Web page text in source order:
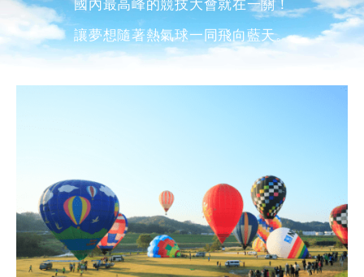
國內最高峰的競技大會就在一關！
讓夢想隨著熱氣球一同飛向藍天。